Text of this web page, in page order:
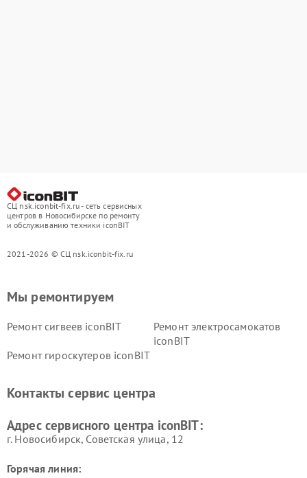
СЦ nsk.iconbit-fix.ru - сеть сервисных
центров в Новосибирске по ремонту
и обслуживанию техники iconBIT
2021-2026 © СЦ nsk.iconbit-fix.ru
Мы ремонтируем
Ремонт сигвеев iconBIT
Ремонт электросамокатов
iconBIT
Ремонт гироскутеров iconBIT
Контакты сервис центра
Адрес сервисного центра iconBIT:
г. Новосибирск, Советская улица, 12
Горячая линия: